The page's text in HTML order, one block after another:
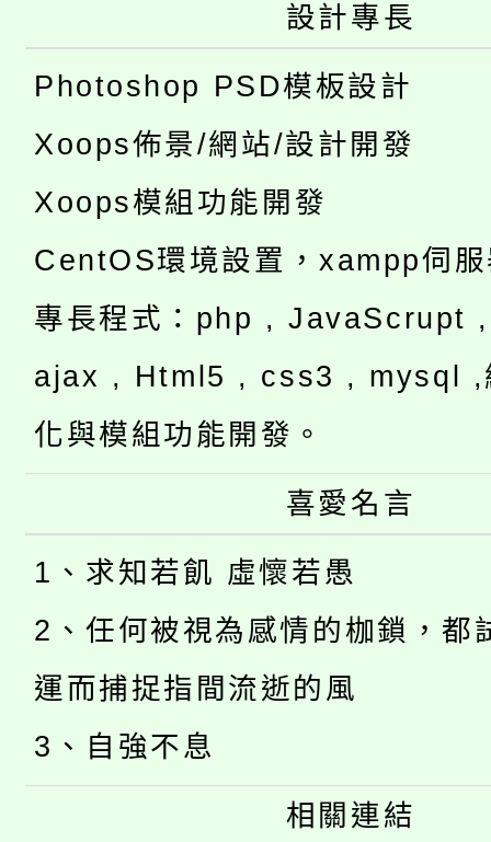
設計專長
Photoshop PSD模板設計
Xoops佈景/網站/設計開發
Xoops模組功能開發
CentOS環境設置，xampp伺
專長程式：php , JavaScrupt
ajax , Html5 , css3 , mysql ,
化與模組功能開發。
喜愛名言
1、求知若飢 虛懷若愚
2、任何被視為感情的枷鎖，都
運而捕捉指間流逝的風
3、自強不息
相關連結